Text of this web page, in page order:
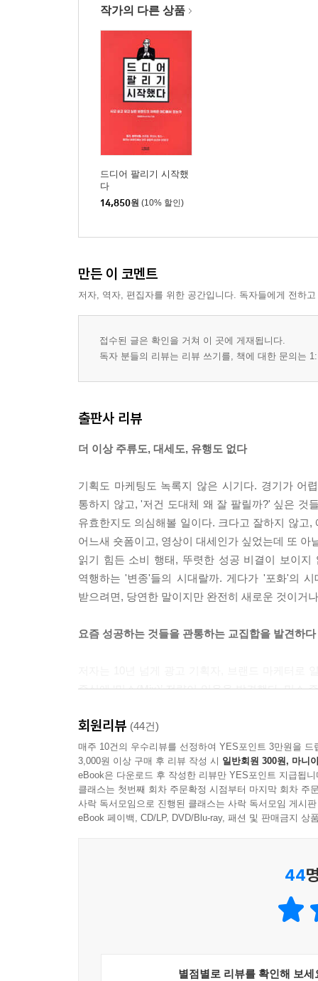
작가의 다른 상품
드디어 팔리기 시작했
다
14,850원 (10% 할인)
만든 이 코멘트
저자, 역자, 편집자를 위한 공간입니다. 독자들에게 전하
접수된 글은 확인을 거쳐 이 곳에 게재됩니다.
독자 분들의 리뷰는 리뷰 쓰기를, 책에 대한 문의는
출판사 리뷰
더 이상 주류도, 대세도, 유행도 없다
기획도 마케팅도 녹록지 않은 시기다. 경기가 어
통하지 않고, '저건 도대체 왜 잘 팔릴까?' 싶은 것
유효한지도 의심해볼 일이다. 크다고 잘하지 않고
어느새 숏폼이고, 영상이 대세인가 싶었는데 또
읽기 힘든 소비 행태, 뚜렷한 성공 비결이 보이
역행하는 '변종'들의 시대랄까. 게다가 '포화'의
받으려면, 당연한 말이지만 완전히 새로운 것이거
요즘 성공하는 것들을 관통하는 교집합을 발견하다
중심에 ‘믹스(Mix)’ 전략이 있음을 발견했다. 믹스
비상식, 어른과 아이, 기술과 인간…. 이것들을 섞
결과물이 나온다. 이질적인 두 사물의 조합에서
'최초'가 되고, '차별화'를 이루고, 열광하는 '팬'을
완전히 새로운 것은 없다고들 하지 않나. 아무런
창조 행위는 세상에 이미 존재하는 것들을 '믹스'
그림을 그릴 때 아무 색이나 섞는다고 멋진 색이
회원리뷰 (44건)
매주 10건의 우수리뷰를 선정하여 YES포인트 3만원을 드
3,000원 이상 구매 후 리뷰 작성 시 일반회원 300원, 마니
eBook은 다운로드 후 작성한 리뷰만 YES포인트 지급됩니
클래스는 첫번째 회차 주문확정 시점부터 마지막 회차 주
사락 독서모임으로 진행된 클래스는 사락 독서모임 게시
eBook 페이백, CD/LP, DVD/Blu-ray, 패션 및 판매금지 상
44
별점별로 리뷰를 확인해 보세